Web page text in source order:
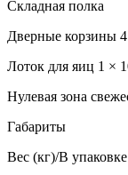
Складная полка
Дверные корзины 4
Лоток для яиц 1 ×
Нулевая зона
Габариты
Вес (кг)/В